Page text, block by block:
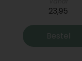
23,95
Bestel